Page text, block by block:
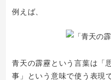
例えば、
青天の霹靂という言葉は「
事」という意味で使う表現